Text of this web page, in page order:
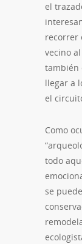
el
recorrer
vecino
también
llegar a
el
Como
todo
se